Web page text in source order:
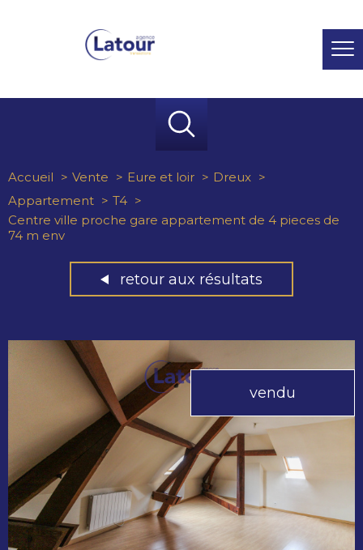
Accueil Vente Eure et loir
Dreux
Appartement
T4
Centre ville proche gare appartement de 4 pieces de
74 m env
retour aux résultats
vendu